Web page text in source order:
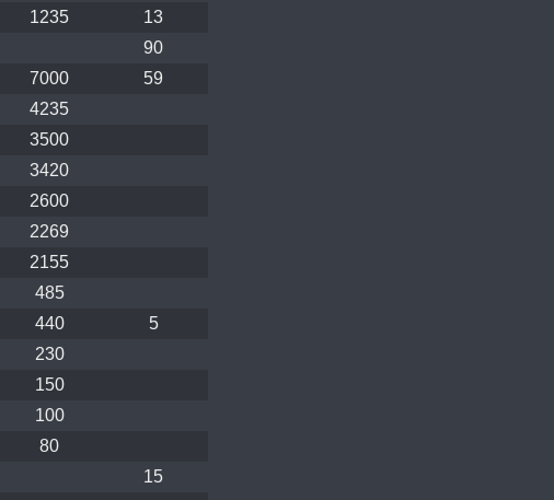
1235
13
90
7000
59
4235
3500
3420
2600
2269
2155
485
440
5
230
150
100
80
15